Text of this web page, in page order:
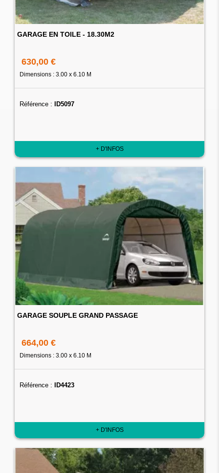
GARAGE EN TOILE - 18.30M2
630,00 €
Dimensions : 3.00 x 6.10 M
Référence : ID5097
+ D'INFOS
GARAGE SOUPLE GRAND PASSAGE
664,00 €
Dimensions : 3.00 x 6.10 M
Référence : ID4423
+ D'INFOS